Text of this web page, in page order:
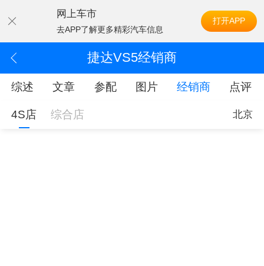
网上车市
去APP了解更多精彩汽车信息
打开APP
捷达VS5经销商
综述 文章 参配 图片 经销商 点评
4S店 综合店 北京